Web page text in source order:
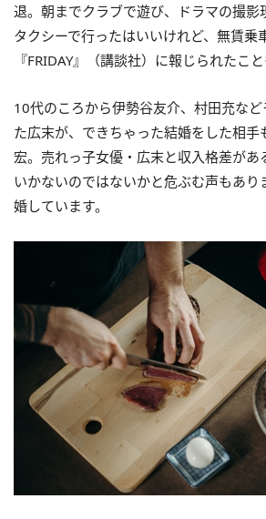
退。朝までクラブで遊び、ドラマの撮影
タクシーで行ったはいいけれど、無賃乗
『FRIDAY』（講談社）に報じられたこと
10代のころから伊勢谷友介、村田充な
た広末が、できちゃった結婚をした相手
宏。売れっ子女優・広末と収入格差があ
いかないのではないかと危ぶむ声もあ
婚しています。